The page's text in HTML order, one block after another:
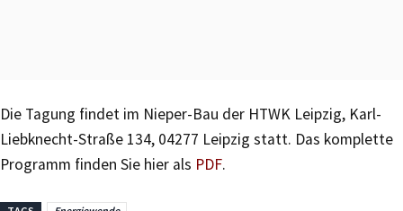
Die Tagung findet im Nieper-Bau der HTWK Leipzig, Karl-
Liebknecht-Straße 134, 04277 Leipzig statt. Das komplette
Programm finden Sie hier als PDF.